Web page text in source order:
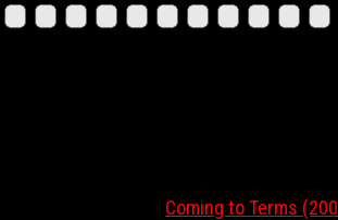
Coming to Terms (2000)